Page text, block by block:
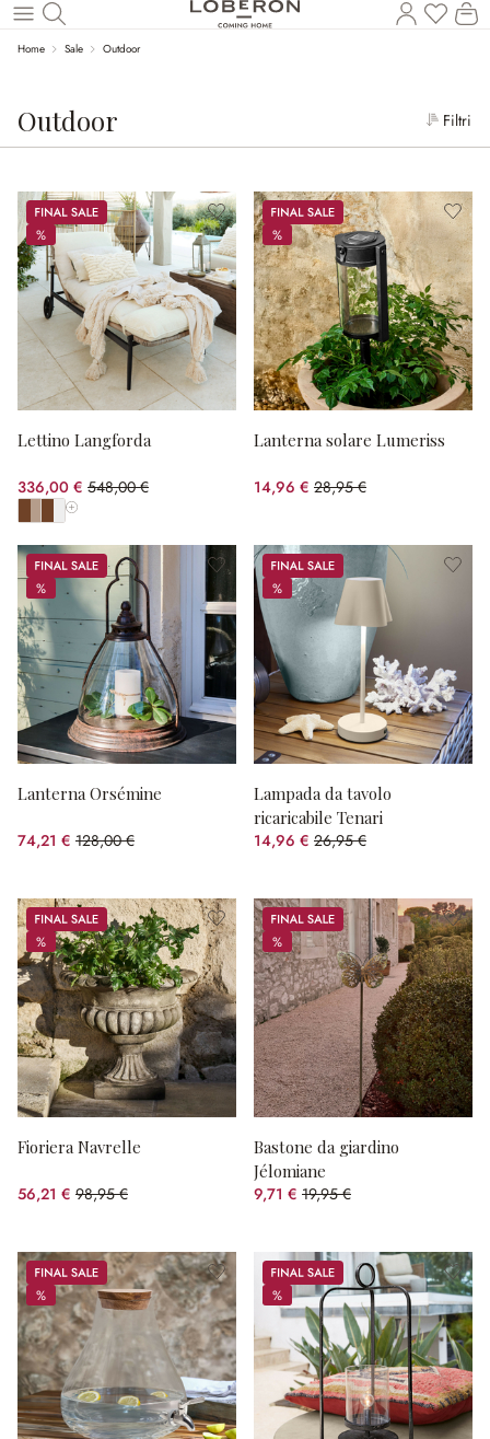
Torna al contenuto principale
Il
Home Sale Outdoor
Outdoor Filtri
Sale
%
%
Lettino Langforda
336,00 € 548,00 €
(risparmio 38.69%)
Mostra tutti i colori
Sale
%
%
Lanterna solare Lumeriss
14,96 € 28,95 €
(risparmio 48.32%)
Sale
%
%
Lanterna Orsémine
74,21 € 128,00 €
(risparmio 42.02%)
Sale
%
%
Lampada da tavolo
ricaricabile Tenari
14,96 € 26,95 €
(risparmio 44.49%)
Sale
%
%
Fioriera Navrelle
56,21 € 98,95 €
(risparmio 43.19%)
Sale
%
%
Bastone da giardino
Jélomiane
9,71 € 19,95 €
(risparmio 51.33%)
Sale
%
%
Sale
%
%